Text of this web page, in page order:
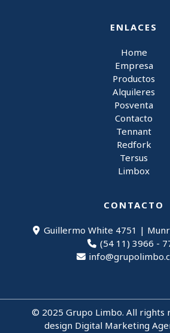
ENLACES
Home
Empresa
Productos
Alquileres
Posventa
Contacto
Tennant
Redfork
Tersus
Limbox
CONTACTO
Guillermo White 4751 |
(54 11) 3966 -
© 2025 Grupo Limbo. All
design Digital Marketing